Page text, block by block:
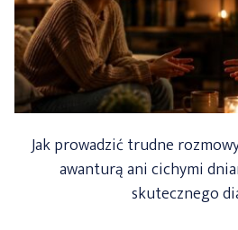
Jak prowadzić trudne
awanturą ani cichymi
skutecznego